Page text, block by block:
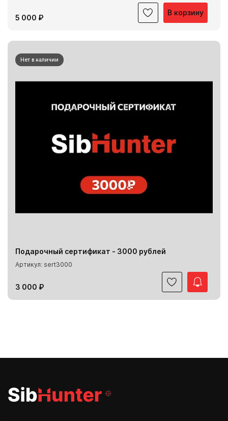
В корзину
5 000 ₽
Нет в наличии
Подарочный сертификат - 3000 рублей
Артикул: sert3000
3 000 ₽